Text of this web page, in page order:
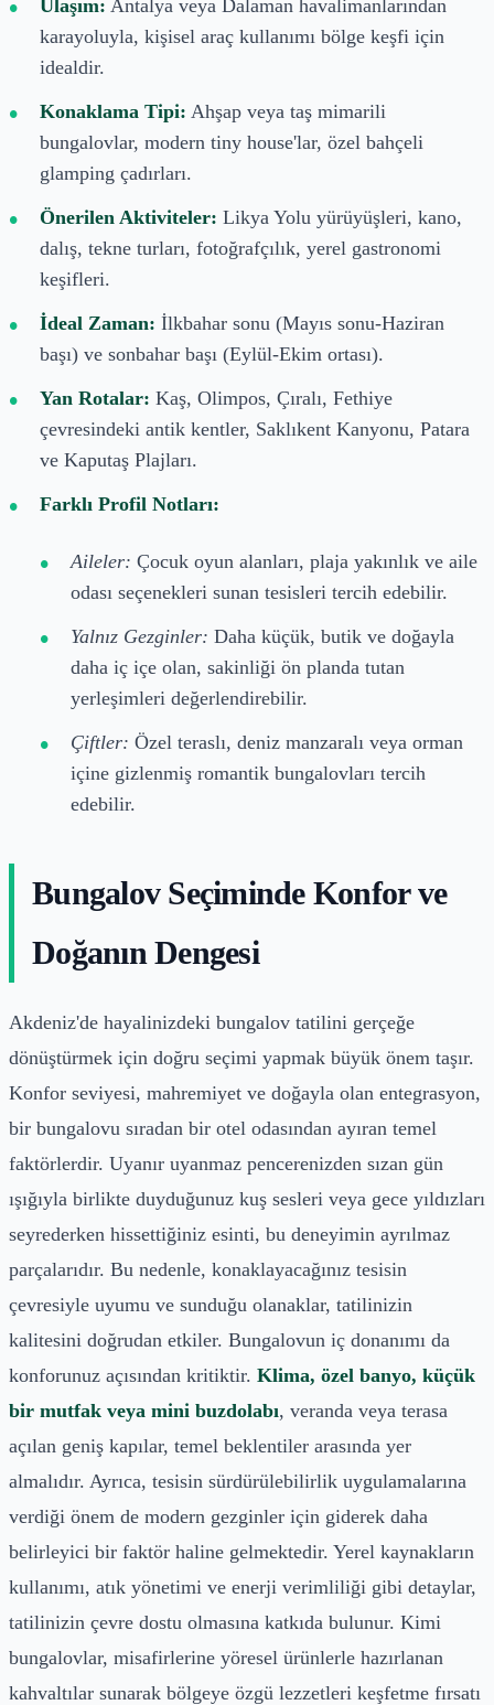
Ulaşım: Antalya veya Dalaman havalimanlarından
karayoluyla, kişisel araç kullanımı bölge keşfi için
idealdir.
Konaklama Tipi: Ahşap veya taş mimarili
bungalovlar, modern tiny house'lar, özel bahçeli
glamping çadırları.
Önerilen Aktiviteler: Likya Yolu yürüyüşleri, kano,
dalış, tekne turları, fotoğrafçılık, yerel gastronomi
keşifleri.
İdeal Zaman: İlkbahar sonu (Mayıs sonu-Haziran
başı) ve sonbahar başı (Eylül-Ekim ortası).
Yan Rotalar: Kaş, Olimpos, Çıralı, Fethiye
çevresindeki antik kentler, Saklıkent Kanyonu, Patara
ve Kaputaş Plajları.
Farklı Profil Notları:
Aileler: Çocuk oyun alanları, plaja yakınlık ve aile
odası seçenekleri sunan tesisleri tercih edebilir.
Yalnız Gezginler: Daha küçük, butik ve doğayla
daha iç içe olan, sakinliği ön planda tutan
yerleşimleri değerlendirebilir.
Çiftler: Özel teraslı, deniz manzaralı veya orman
içine gizlenmiş romantik bungalovları tercih
edebilir.
Bungalov Seçiminde Konfor ve
Doğanın Dengesi
Akdeniz'de hayalinizdeki bungalov tatilini gerçeğe
dönüştürmek için doğru seçimi yapmak büyük önem taşır.
Konfor seviyesi, mahremiyet ve doğayla olan entegrasyon,
bir bungalovu sıradan bir otel odasından ayıran temel
faktörlerdir. Uyanır uyanmaz pencerenizden sızan gün
ışığıyla birlikte duyduğunuz kuş sesleri veya gece yıldızları
seyrederken hissettiğiniz esinti, bu deneyimin ayrılmaz
parçalarıdır. Bu nedenle, konaklayacağınız tesisin
çevresiyle uyumu ve sunduğu olanaklar, tatilinizin
kalitesini doğrudan etkiler. Bungalovun iç donanımı da
konforunuz açısından kritiktir. Klima, özel banyo, küçük
bir mutfak veya mini buzdolabı, veranda veya terasa
açılan geniş kapılar, temel beklentiler arasında yer
almalıdır. Ayrıca, tesisin sürdürülebilirlik uygulamalarına
verdiği önem de modern gezginler için giderek daha
belirleyici bir faktör haline gelmektedir. Yerel kaynakların
kullanımı, atık yönetimi ve enerji verimliliği gibi detaylar,
tatilinizin çevre dostu olmasına katkıda bulunur. Kimi
bungalovlar, misafirlerine yöresel ürünlerle hazırlanan
kahvaltılar sunarak bölgeye özgü lezzetleri keşfetme fırsatı